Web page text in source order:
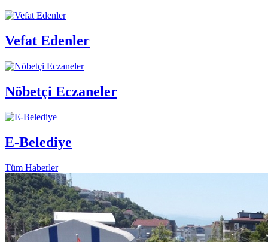
Vefat Edenler
Nöbetçi Eczaneler
E-Belediye
Tüm Haberler